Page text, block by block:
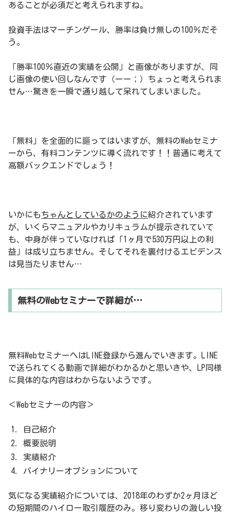
あることが必須だと考えられますね。
投資手法はマーチンゲール、勝率は負け無しの100％だそ
う。
「勝率100％直近の実績を公開」と画像がありますが、同
じ画像の使い回しなんです（ーー；）ちょっと考えられま
せん…驚きを一瞬で通り越して呆れてしまいました。
「無料」を全面的に謳ってはいますが、無料のWebセミナ
ーから、有料コンテンツに導く流れです！！普通に考えて
高額バックエンドでしょう！
いかにもちゃんとしているかのように紹介されています
が、いくらマニュアルやカリキュラムが提示されていて
も、中身が伴っていなければ「1ヶ月で530万円以上の利
益」は成り立ちません。そしてそれを裏付けるエビデンス
は見当たりません…
無料のWebセミナーで詳細が…
無料WebセミナーへはLINE登録から進んでいきます。LINE
で送られてくる動画で詳細がわかるかと思いきや、LP同様
に具体的な内容はわからないようです。
＜Webセミナーの内容＞
自己紹介
概要説明
実績紹介
バイナリーオプションについて
気になる実績紹介については、2018年のわずか2ヶ月ほど
の短期間のハイロー取引履歴のみ。移り変わりの激しい投